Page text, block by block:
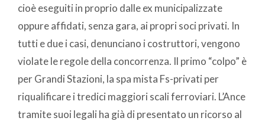
cioè eseguiti in proprio dalle ex municipalizzate
oppure affidati, senza gara, ai propri soci privati. In
tutti e due i casi, denunciano i costruttori, vengono
violate le regole della concorrenza. Il primo “colpo” è
per Grandi Stazioni, la spa mista Fs-privati per
riqualificare i tredici maggiori scali ferroviari. L’Ance
tramite suoi legali ha già di presentato un ricorso al